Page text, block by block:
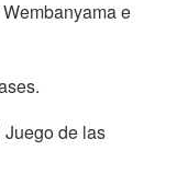
e
Juego de las